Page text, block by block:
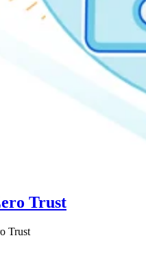
Trust
Trust